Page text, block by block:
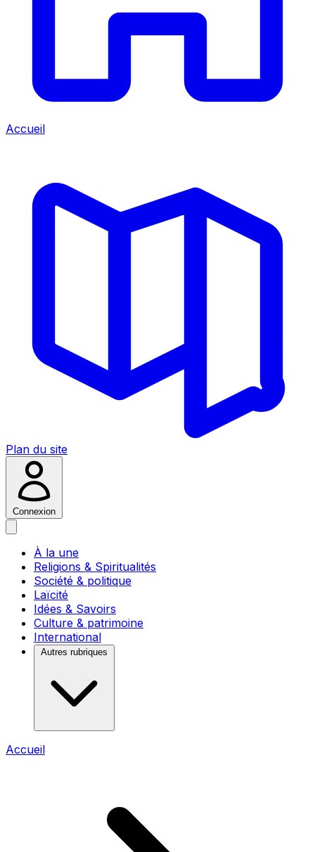
Accueil
Plan du site
Connexion
À la une
Religions & Spiritualités
Société & politique
Laïcité
Idées & Savoirs
Culture & patrimoine
International
Autres rubriques
Accueil